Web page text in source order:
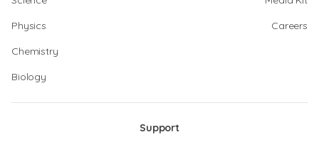
Physics
Chemistry
Biology
Careers
Support